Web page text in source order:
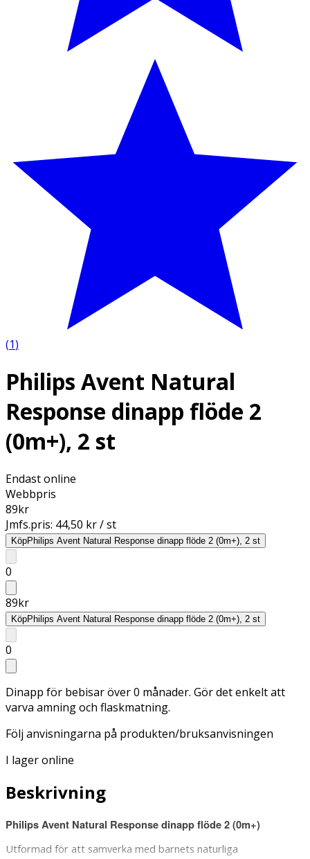
(1)
Philips Avent Natural
Response dinapp flöde 2
(0m+), 2 st
Endast online
Webbpris
89kr
Jmfs.pris: 44,50 kr / st
KöpPhilips Avent Natural Response dinapp flöde 2 (0m+), 2 st
0
89kr
KöpPhilips Avent Natural Response dinapp flöde 2 (0m+), 2 st
0
Dinapp för bebisar över 0 månader. Gör det enkelt att
varva amning och flaskmatning.
Följ anvisningarna på produkten/bruksanvisningen
I lager online
Beskrivning
Philips Avent Natural Response dinapp flöde 2 (0m+)
Utformad för att samverka med barnets naturliga